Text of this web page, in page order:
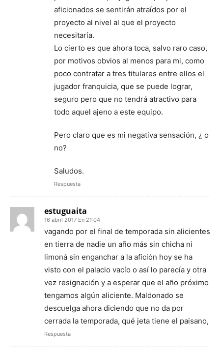
aficionados se sentirán atraídos por el
proyecto al nivel al que el proyecto
necesitaría.
Lo cierto es que ahora toca, salvo raro caso,
por motivos obvios al menos para mi, como
poco contratar a tres titulares entre ellos el
jugador franquicia, que se puede lograr,
seguro pero que no tendrá atractivo para
todo aquel ajeno a este equipo.
Pero claro que es mi negativa sensación, ¿ o
no?
Saludos.
Respuesta
estuguaita
16 abril 2017 En 21:04
vagando por el final de temporada sin alicientes
en tierra de nadie un año más sin chicha ni
limoná sin enganchar a la afición hoy se ha
visto con el palacio vacío o así lo parecía y otra
vez resignación y a esperar que el año próximo
tengamos algún aliciente. Maldonado se
descuelga ahora diciendo que no da por
cerrada la temporada, qué jeta tiene el paisano,
Respuesta